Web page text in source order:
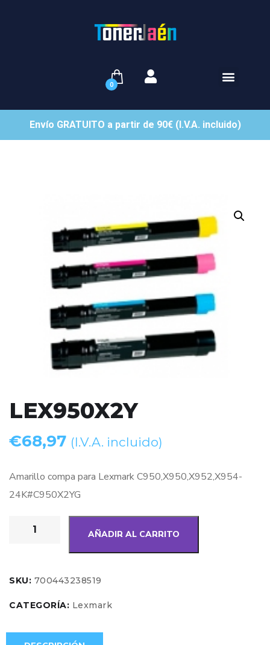
0
Envío GRATUITO a partir de 90€ (I.V.A. incluido)
LEX950X2Y
€68,97 (I.V.A. incluido)
Amarillo compa para Lexmark C950,X950,X952,X954-
24K#C950X2YG
AÑADIR AL CARRITO
SKU: 700443238519
CATEGORÍA: Lexmark